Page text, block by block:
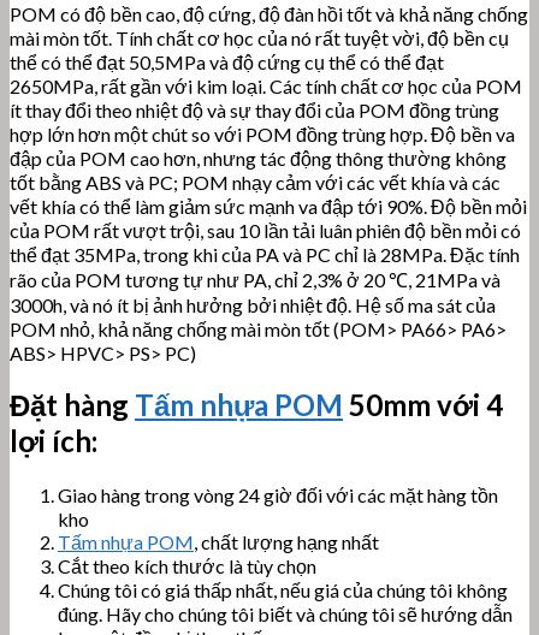
POM có độ bền cao, độ cứng, độ đàn hồi tốt và khả năng chống
mài mòn tốt. Tính chất cơ học của nó rất tuyệt vời, độ bền cụ
thể có thể đạt 50,5MPa và độ cứng cụ thể có thể đạt
2650MPa, rất gần với kim loại. Các tính chất cơ học của POM
ít thay đổi theo nhiệt độ và sự thay đổi của POM đồng trùng
hợp lớn hơn một chút so với POM đồng trùng hợp. Độ bền va
đập của POM cao hơn, nhưng tác động thông thường không
tốt bằng ABS và PC; POM nhạy cảm với các vết khía và các
vết khía có thể làm giảm sức mạnh va đập tới 90%. Độ bền mỏi
của POM rất vượt trội, sau 10 lần tải luân phiên độ bền mỏi có
thể đạt 35MPa, trong khi của PA và PC chỉ là 28MPa. Đặc tính
rão của POM tương tự như PA, chỉ 2,3% ở 20 ℃, 21MPa và
3000h, và nó ít bị ảnh hưởng bởi nhiệt độ. Hệ số ma sát của
POM nhỏ, khả năng chống mài mòn tốt (POM> PA66> PA6>
ABS> HPVC> PS> PC)
Đặt hàng Tấm nhựa POM 50mm với 4
lợi ích:
Giao hàng trong vòng 24 giờ đối với các mặt hàng tồn
kho
Tấm nhựa POM, chất lượng hạng nhất
Cắt theo kích thước là tùy chọn
Chúng tôi có giá thấp nhất, nếu giá của chúng tôi không
đúng. Hãy cho chúng tôi biết và chúng tôi sẽ hướng dẫn